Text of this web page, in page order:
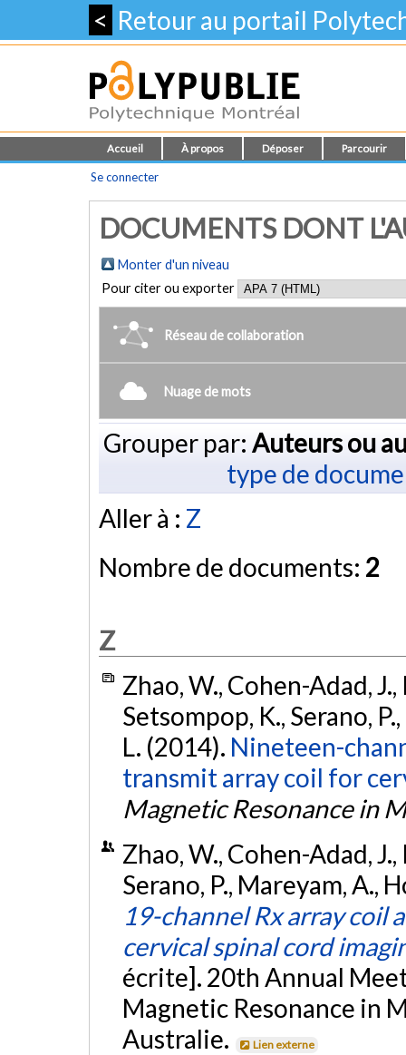
< Retour au portail
Accueil À propos Déposer Parcourir
Se connecter
DOCUMENTS DONT
Monter d'un niveau
Pour citer ou exporter
Réseau de collaboration
Nuage de mots
Grouper par: Auteurs ou
type de
Aller à : Z
Nombre de documents: 2
Z
Zhao, W., Cohen-Adad,
Setsompop, K., Serano,
L. (2014). Nineteen-
transmit array coil for
Magnetic Resonance in
Zhao, W., Cohen-Adad,
Serano, P., Mareyam, A.,
19-channel Rx array coil
cervical spinal cord
écrite]. 20th Annual
Magnetic Resonance in
Australie.
Lien externe